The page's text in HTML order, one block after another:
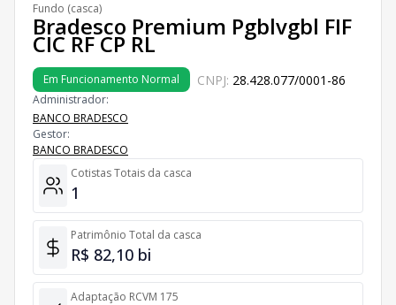
Fundo (casca)
Bradesco Premium Pgblvgbl FIF
CIC RF CP RL
Em Funcionamento Normal CNPJ: 28.428.077/0001-86
Administrador:
BANCO BRADESCO
Gestor:
BANCO BRADESCO
Cotistas Totais da casca
1
Patrimônio Total da casca
R$ 82,10 bi
Adaptação RCVM 175